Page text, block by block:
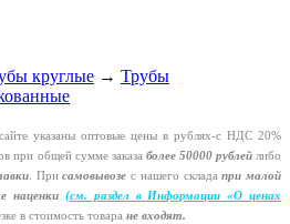
круглые → Трубы
указаны оптовые цены в рублях-с НДС 20%
при общей сумме заказа более 50000 рублейлибо
. Присамовывозе с нашего складапри малой
наценки (см. раздел в Информации «О ценах
в стоимость товара не входят.